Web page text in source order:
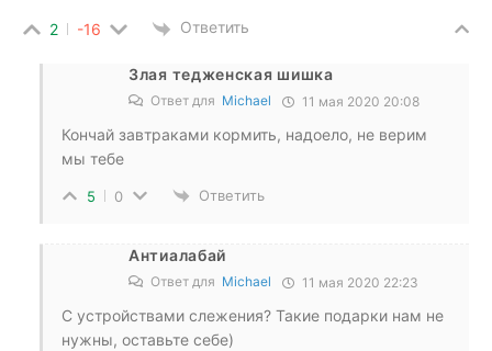
2 -16 Ответить
Злая тедженская шишка
Ответ для Michael 11 мая 2020 20:08
Кончай завтраками кормить, надоело, не верим
мы тебе
5 0 Ответить
Антиалабай
Ответ для Michael 11 мая 2020 22:23
С устройствами слежения? Такие подарки нам не
нужны, оставьте себе)